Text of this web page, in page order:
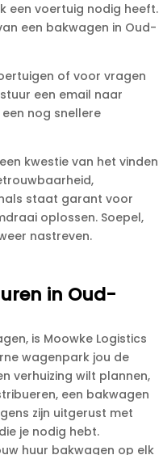
een voertuig nodig heeft.​
een bakwagen in Oud-
of voor vragen
een email naar
nog snellere
kwestie van het vinden
staat garant voor
oplossen.​ Soepel,
nastreven.​
in Oud-
is Moowke Logistics
wagenpark jou de
verhuizing wilt plannen,
een bakwagen
zijn uitgerust met
je nodig hebt.​
huur bakwagen op elk